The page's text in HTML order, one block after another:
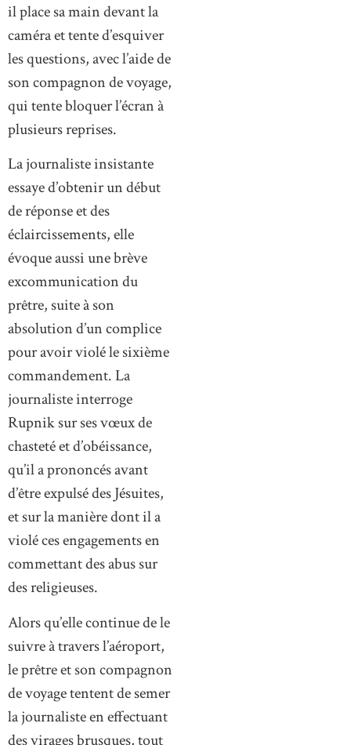
il place sa main devant la
caméra et tente d’esquiver
les questions, avec l’aide de
son compagnon de voyage,
qui tente bloquer l’écran à
plusieurs reprises.
La journaliste insistante
essaye d’obtenir un début
de réponse et des
éclaircissements, elle
évoque aussi une brève
excommunication du
prêtre, suite à son
absolution d’un complice
pour avoir violé le sixième
commandement. La
journaliste interroge
Rupnik sur ses vœux de
chasteté et d’obéissance,
qu’il a prononcés avant
d’être expulsé des Jésuites,
et sur la manière dont il a
violé ces engagements en
commettant des abus sur
des religieuses.
Alors qu’elle continue de le
suivre à travers l’aéroport,
le prêtre et son compagnon
de voyage tentent de semer
la journaliste en effectuant
des virages brusques, tout